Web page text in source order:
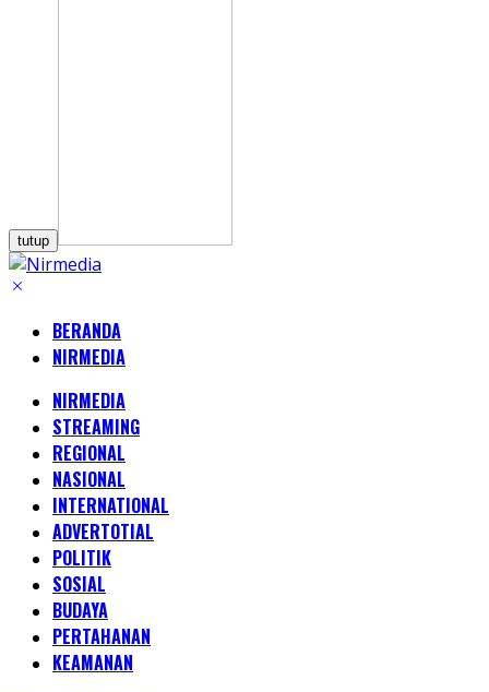
tutup
BERANDA
NIRMEDIA
NIRMEDIA
STREAMING
REGIONAL
NASIONAL
INTERNATIONAL
ADVERTOTIAL
POLITIK
SOSIAL
BUDAYA
PERTAHANAN
KEAMANAN